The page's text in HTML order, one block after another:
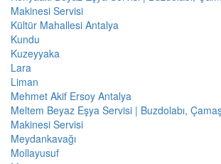
Makinesi Servisi
Kültür Mahallesi Antalya
Kundu
Kuzeyyaka
Lara
Liman
Mehmet Akif Ersoy Antalya
Meltem Beyaz Eşya Servisi | Buzdolabı,
Makinesi Servisi
Meydankavağı
Mollayusuf